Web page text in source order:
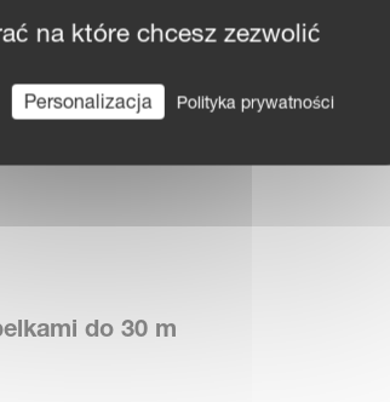
Comfort lub w pełni
iXter B jest dostępny z
typami belek: aluminiową belką
do 30 m
na które chcesz zezwolić
Personalizacja Polityka prywatności